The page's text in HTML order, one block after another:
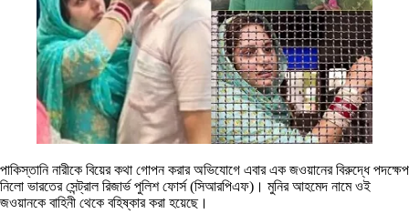
পাকিস্তানি নারীকে বিয়ের কথা গোপন করার অভিযোগে এবার এক জওয়ানের বিরুদ্ধে পদক্ষেপ
নিলো ভারতের সেন্ট্রাল রিজার্ভ পুলিশ ফোর্স (সিআরপিএফ)। মুনির আহমেদ নামে ওই
জওয়ানকে বাহিনী থেকে বহিষ্কার করা হয়েছে।